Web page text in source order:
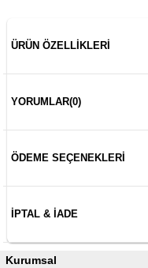
ÜRÜN ÖZELLIKLERI
YORUMLAR(0)
ÖDEME SEÇENEKLERI
İPTAL & İADE
Kurumsal